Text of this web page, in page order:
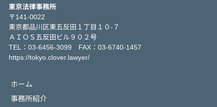
東京法律事務所
〒141-0022
東京都品川区東五反田１丁目１０-７
ＡＩＯＳ五反田ビル９０２号
TEL：03-6456-3099 FAX：03-6740-1457
https://tokyo.clover.lawyer/
ホーム
事務所紹介